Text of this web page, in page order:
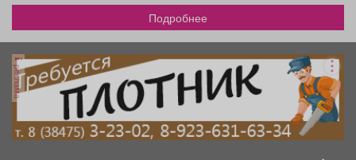
Подробнее
реклама